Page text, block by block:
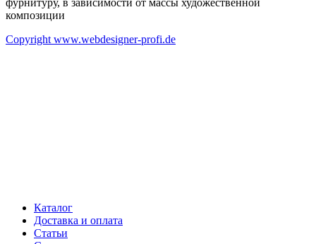
фурнитуру, в зависимости от массы художественной
композиции
Copyright www.webdesigner-profi.de
Каталог
Доставка и оплата
Статьи